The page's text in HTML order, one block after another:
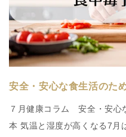
安全・安心な食生活のた
７月健康コラム 安全・安心
本 気温と湿度が高くなる7月